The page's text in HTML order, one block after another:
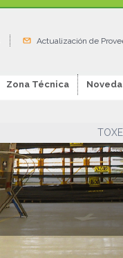
Actualización de
Zona Técnica